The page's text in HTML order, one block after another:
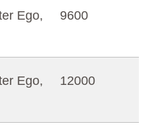
Ego,
9600
Ego,
12000